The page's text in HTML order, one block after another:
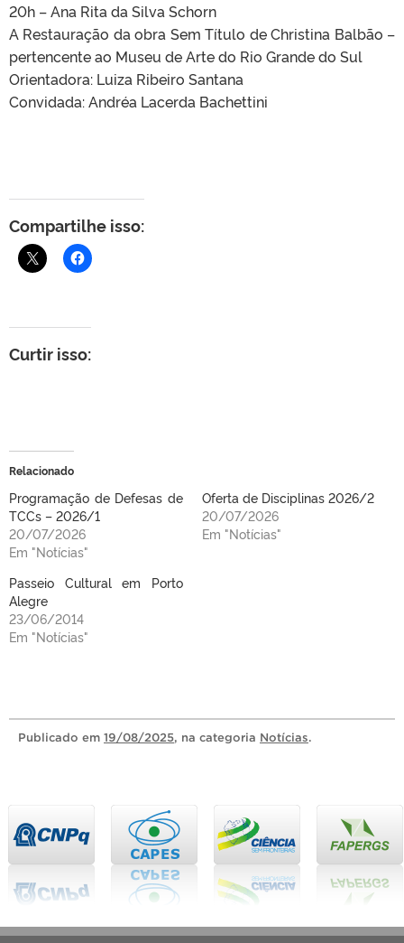
20h – Ana Rita da Silva Schorn
A Restauração da obra Sem Título de Christina Balbão –
pertencente ao Museu de Arte do Rio Grande do Sul
Orientadora: Luiza Ribeiro Santana
Convidada: Andréa Lacerda Bachettini
Compartilhe isso:
Curtir isso:
Relacionado
Programação de Defesas de
TCCs – 2026/1
20/07/2026
Em "Notícias"
Oferta de Disciplinas 2026/2
20/07/2026
Em "Notícias"
Passeio Cultural em Porto
Alegre
23/06/2014
Em "Notícias"
Publicado em 19/08/2025, na categoria Notícias.